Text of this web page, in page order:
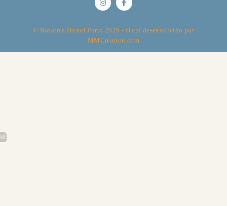
© Rosalma Hostel Porto 2026 - H.api desenvolvido por
MMCréation.com